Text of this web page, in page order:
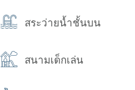
สระว่ายน้ำชั้นบน
สนามเด็กเล่น